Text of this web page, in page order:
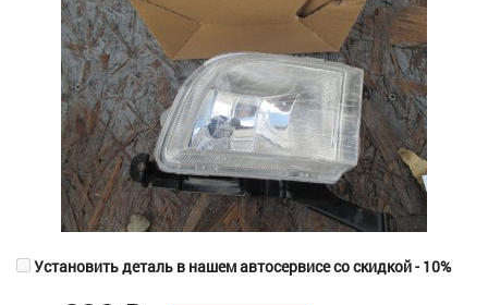
Установить деталь в нашем автосервисе со скидкой - 10%